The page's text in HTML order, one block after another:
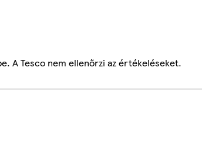
A Tesco nem ellenőrzi az értékeléseket.